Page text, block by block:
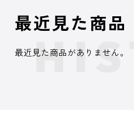
最近見た商品
最近見た商品がありません。